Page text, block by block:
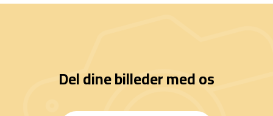
Del dine billeder med os